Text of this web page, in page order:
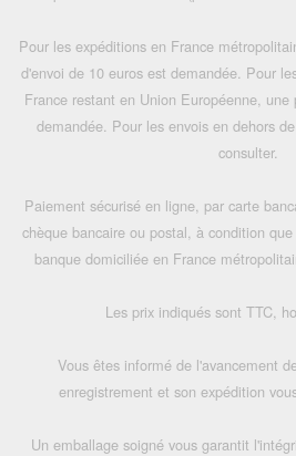
Pour les expéditions en France
d'envoi de 10 euros est demandée. Pour
France restant en Union Européenne,
demandée. Pour les envois en dehors
consulter.
Paiement sécurisé en ligne, par carte
chèque bancaire ou postal, à condition
banque domiciliée en France
Les prix indiqués sont TTC,
Vous êtes informé de l'avancement
enregistrement et son expédition
Un emballage soigné vous garantit